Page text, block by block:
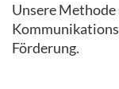
Unsere
Förderung.